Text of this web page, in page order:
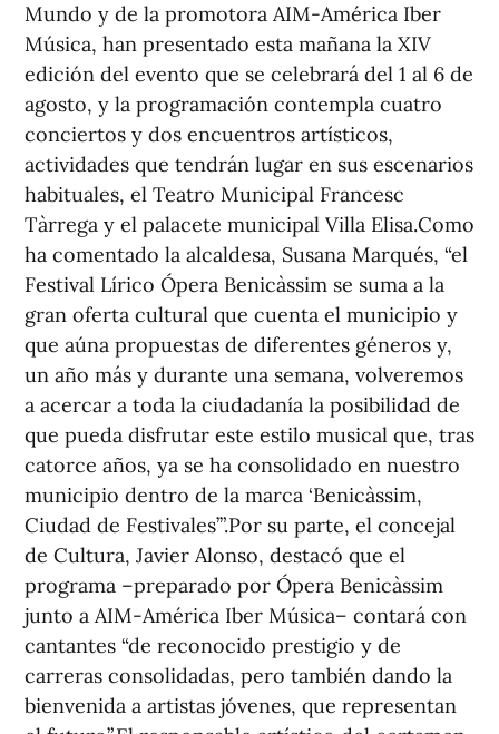
Mundo y de la promotora AIM-América Iber
Música, han presentado esta mañana la XIV
edición del evento que se celebrará del 1 al 6 de
agosto, y la programación contempla cuatro
conciertos y dos encuentros artísticos,
actividades que tendrán lugar en sus escenarios
habituales, el Teatro Municipal Francesc
Tàrrega y el palacete municipal Villa Elisa.Como
ha comentado la alcaldesa, Susana Marqués, “el
Festival Lírico Ópera Benicàssim se suma a la
gran oferta cultural que cuenta el municipio y
que aúna propuestas de diferentes géneros y,
un año más y durante una semana, volveremos
a acercar a toda la ciudadanía la posibilidad de
que pueda disfrutar este estilo musical que, tras
catorce años, ya se ha consolidado en nuestro
municipio dentro de la marca ‘Benicàssim,
Ciudad de Festivales’”.Por su parte, el concejal
de Cultura, Javier Alonso, destacó que el
programa –preparado por Ópera Benicàssim
junto a AIM-América Iber Música– contará con
cantantes “de reconocido prestigio y de
carreras consolidadas, pero también dando la
bienvenida a artistas jóvenes, que representan